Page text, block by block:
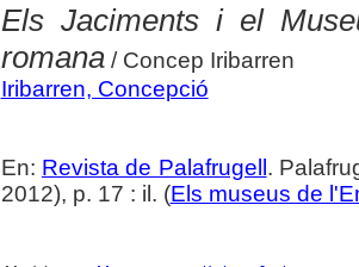
Els Jaciments i el
romana/ Concep Iribarren
Iribarren, Concepció
En: Revista de Palafrugell .
2012), p. 17 : il. (Els museus de